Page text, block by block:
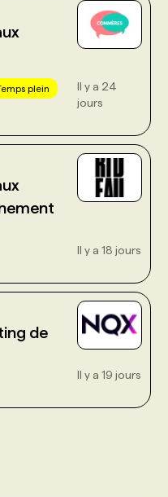
plein
Il y a 24
jours
Il y a 18 jours
de
Il y a 19 jours